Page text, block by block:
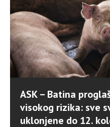
ASK – Batina
visokog rizika: sve
uklonjene do 12.